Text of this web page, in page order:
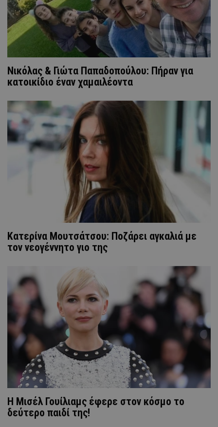
Νικόλας & Γιώτα Παπαδοπούλου: Πήραν για
κατοικίδιο έναν χαμαιλέοντα
Κατερίνα Μουτσάτσου: Ποζάρει αγκαλιά με
τον νεογέννητο γιο της
Η Μισέλ Γουίλιαμς έφερε στον κόσμο το
δεύτερο παιδί της!